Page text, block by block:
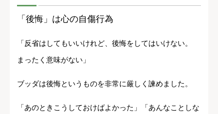
「後悔」は心の自傷行為
「反省はしてもいいけれど、後悔をしてはいけない。
まったく意味がない」
ブッダは後悔というものを非常に厳しく諫めました。
「あのときこうしておけばよかった」「あんなことしな